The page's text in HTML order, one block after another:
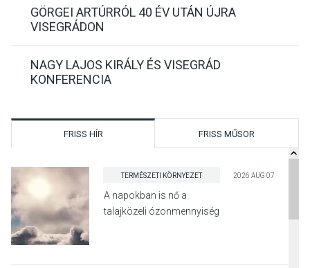
GÖRGEI ARTÚRRÓL 40 ÉV UTÁN ÚJRA
VISEGRÁDON
NAGY LAJOS KIRÁLY ÉS VISEGRÁD
KONFERENCIA
FRISS HÍR FRISS MŰSOR
TERMÉSZETI KÖRNYEZET 2026 AUG 07
A napokban is nő a
talajközeli ózonmennyiség